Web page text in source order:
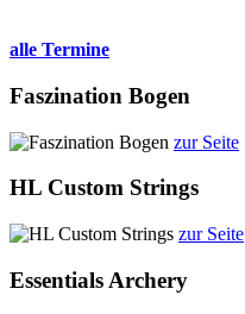
alle Termine
Faszination Bogen
zur Seite
HL Custom Strings
zur Seite
Essentials Archery